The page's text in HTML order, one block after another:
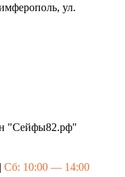
ул.
"Сейфы82.рф"
Сб: 10:00 — 14:00